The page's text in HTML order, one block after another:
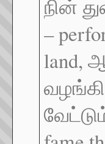
நின்
–
land,